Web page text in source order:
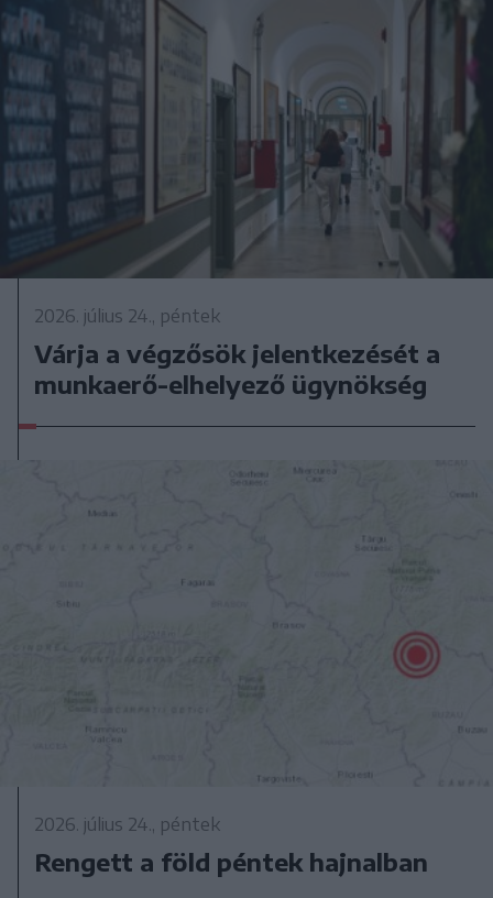
2026. július 24., péntek
Várja a végzősök jelentkezését a
munkaerő-elhelyező ügynökség
2026. július 24., péntek
Rengett a föld péntek hajnalban